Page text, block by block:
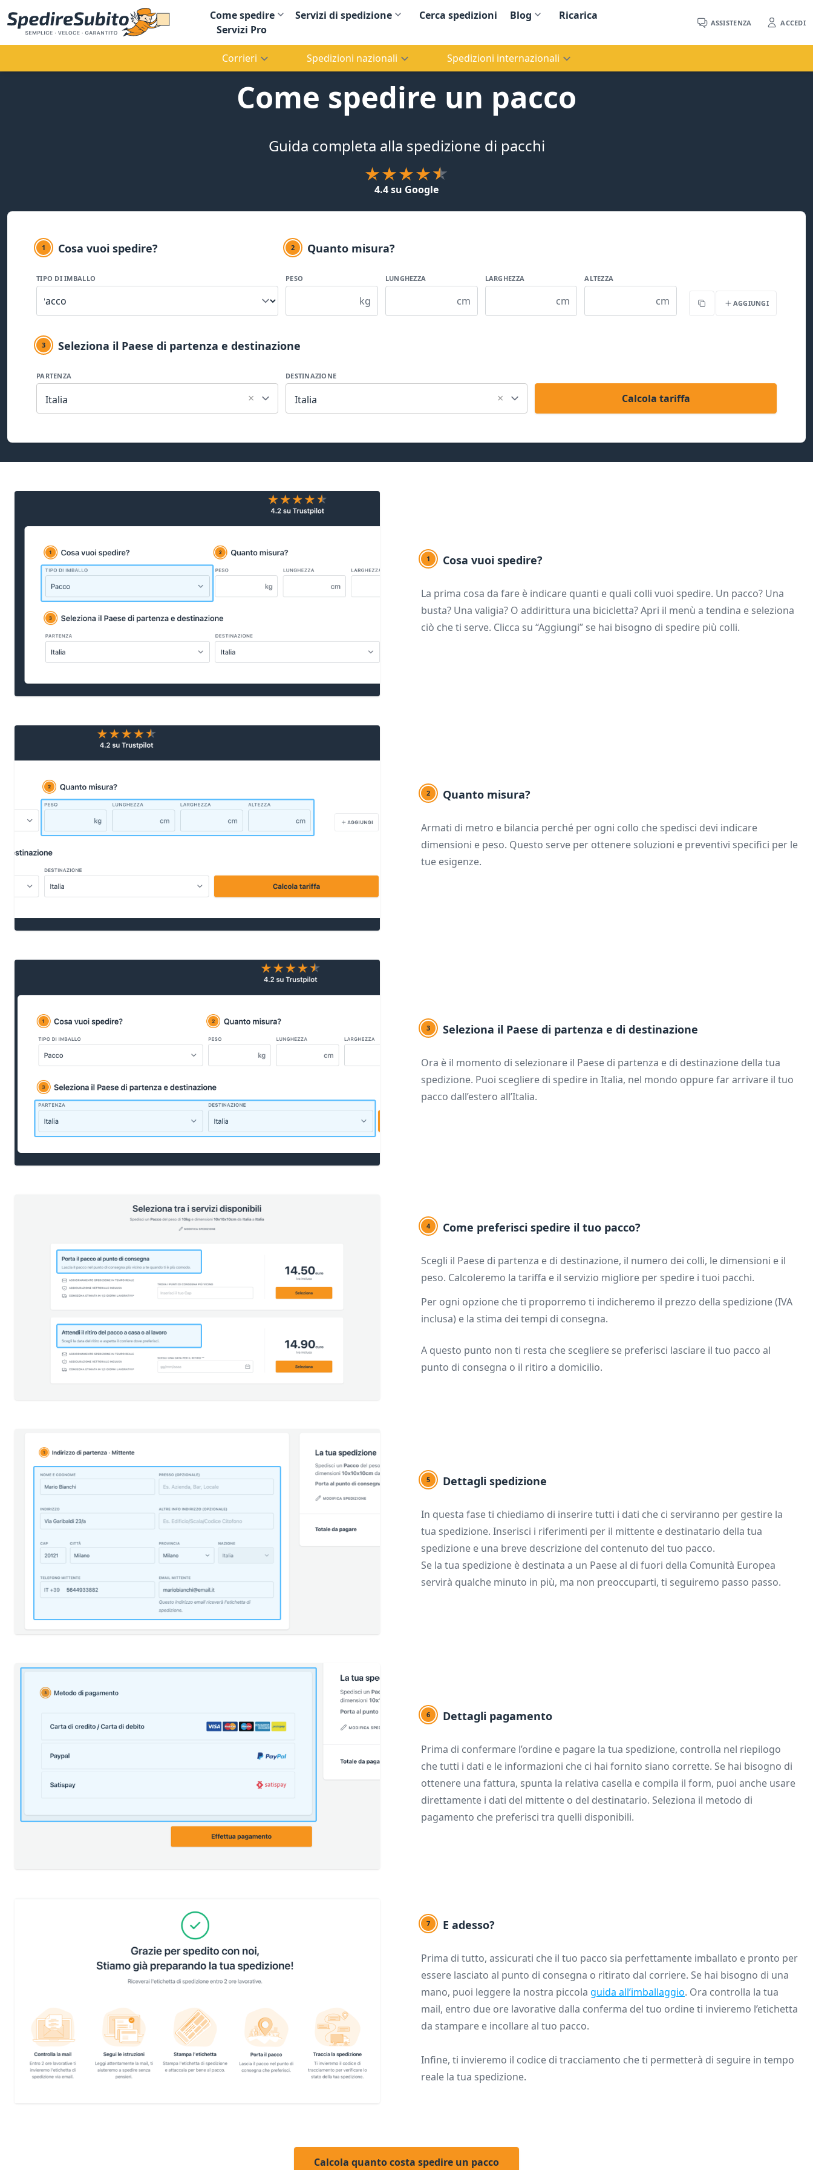
Come spedire Servizi di spedizione Cerca spedizioni Blog
Ricarica
Servizi Pro
ASSISTENZA ACCEDI
Corrieri Spedizioni nazionali Spedizioni internazionali
Come spedire un pacco
Guida completa alla spedizione di pacchi
4.4 su Google
1 Cosa vuoi spedire?
TIPO DI IMBALLO
2 Quanto misura?
PESO
kg
LUNGHEZZA
cm
LARGHEZZA
cm
ALTEZZA
cm
Copia AGGIUNGI
3 Seleziona il Paese di partenza e destinazione
PARTENZA
Italia ×
DESTINAZIONE
Italia × Calcola tariffa
1 Cosa vuoi spedire?
La prima cosa da fare è indicare quanti e quali colli vuoi spedire. Un pacco? Una
busta? Una valigia? O addirittura una bicicletta? Apri il menù a tendina e seleziona
ciò che ti serve. Clicca su “Aggiungi” se hai bisogno di spedire più colli.
2 Quanto misura?
Armati di metro e bilancia perché per ogni collo che spedisci devi indicare
dimensioni e peso. Questo serve per ottenere soluzioni e preventivi specifici per le
tue esigenze.
3 Seleziona il Paese di partenza e di destinazione
Ora è il momento di selezionare il Paese di partenza e di destinazione della tua
spedizione. Puoi scegliere di spedire in Italia, nel mondo oppure far arrivare il tuo
pacco dall’estero all’Italia.
4 Come preferisci spedire il tuo pacco?
Scegli il Paese di partenza e di destinazione, il numero dei colli, le dimensioni e il
peso. Calcoleremo la tariffa e il servizio migliore per spedire i tuoi pacchi.
Per ogni opzione che ti proporremo ti indicheremo il prezzo della spedizione (IVA
inclusa) e la stima dei tempi di consegna.
A questo punto non ti resta che scegliere se preferisci lasciare il tuo pacco al
punto di consegna o il ritiro a domicilio.
5 Dettagli spedizione
In questa fase ti chiediamo di inserire tutti i dati che ci serviranno per gestire la
tua spedizione. Inserisci i riferimenti per il mittente e destinatario della tua
spedizione e una breve descrizione del contenuto del tuo pacco.
Se la tua spedizione è destinata a un Paese al di fuori della Comunità Europea
servirà qualche minuto in più, ma non preoccuparti, ti seguiremo passo passo.
6 Dettagli pagamento
Prima di confermare l’ordine e pagare la tua spedizione, controlla nel riepilogo
che tutti i dati e le informazioni che ci hai fornito siano corrette. Se hai bisogno di
ottenere una fattura, spunta la relativa casella e compila il form, puoi anche usare
direttamente i dati del mittente o del destinatario. Seleziona il metodo di
pagamento che preferisci tra quelli disponibili.
7 E adesso?
Prima di tutto, assicurati che il tuo pacco sia perfettamente imballato e pronto per
essere lasciato al punto di consegna o ritirato dal corriere. Se hai bisogno di una
mano, puoi leggere la nostra piccola guida all’imballaggio. Ora controlla la tua
mail, entro due ore lavorative dalla conferma del tuo ordine ti invieremo l’etichetta
da stampare e incollare al tuo pacco.
Infine, ti invieremo il codice di tracciamento che ti permetterà di seguire in tempo
reale la tua spedizione.
Calcola quanto costa spedire un pacco